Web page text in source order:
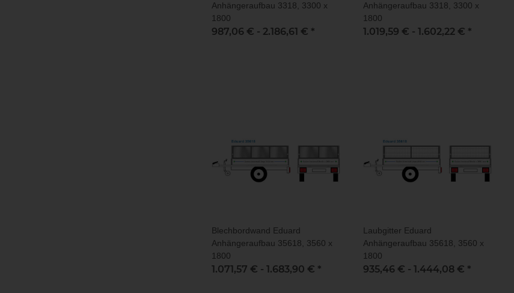
Anhängeraufbau 3318, 3300 x
1800
987,06 € - 2.186,61 € *
Anhängeraufbau 3318, 3300 x
1800
1.019,59 € - 1.602,22 € *
Blechbordwand Eduard
Anhängeraufbau 35618, 3560 x
1800
1.071,57 € - 1.683,90 € *
Laubgitter Eduard
Anhängeraufbau 35618, 3560 x
1800
935,46 € - 1.444,08 € *